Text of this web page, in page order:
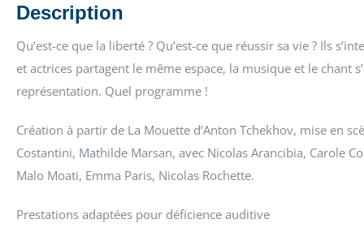
Description
Qu’est-ce que la liberté ? Qu’est-ce que réussir sa vie ? Ils
et actrices partagent le même espace, la musique et le chant
représentation. Quel programme !
Création à partir de La Mouette d’Anton Tchekhov, mise en
Costantini, Mathilde Marsan, avec Nicolas Arancibia, Carole
Malo Moati, Emma Paris, Nicolas Rochette.
Prestations adaptées pour déficience auditive